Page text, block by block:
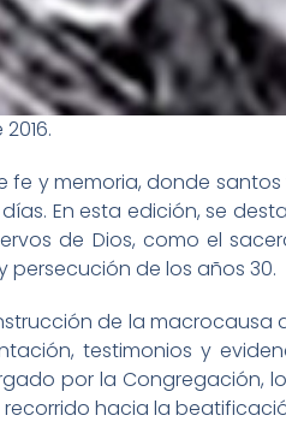
y memoria, donde
En esta edición, se
de Dios, como el
de los años 30.
de la
testimonios y
por la Congregación,
hacia la